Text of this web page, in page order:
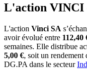
L'action VINCI
L'action Vinci SA
avoir évolué entre 112,40
semaines. Elle distribue
5,00 €, soit un rendement
DG.PA dans le secteur